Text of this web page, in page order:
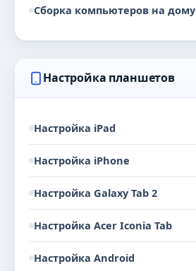
Сборка компьютеров на дому
Настройка планшетов
Настройка iPad
Настройка iPhone
Настройка Galaxy Tab 2
Настройка Acer Iconia Tab
Настройка Android